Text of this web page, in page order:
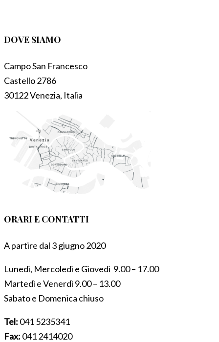
DOVE SIAMO
Campo San Francesco
Castello 2786
30122 Venezia, Italia
ORARI E CONTATTI
A partire dal 3 giugno 2020
Lunedì, Mercoledì e Giovedì 9.00 – 17.00
Martedì e Venerdì 9.00 – 13.00
Sabato e Domenica chiuso
Tel: 041 5235341
Fax: 041 2414020